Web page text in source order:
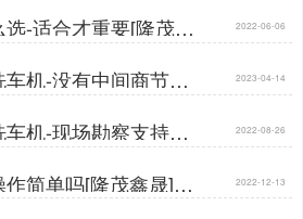
-适合才重要[隆茂鑫 2022-06-06
机-没有中间商节省
]…
2023-04-14
机-现场勘察支持定 2022-08-26
作简单吗[隆茂鑫晟]… 2022-12-13